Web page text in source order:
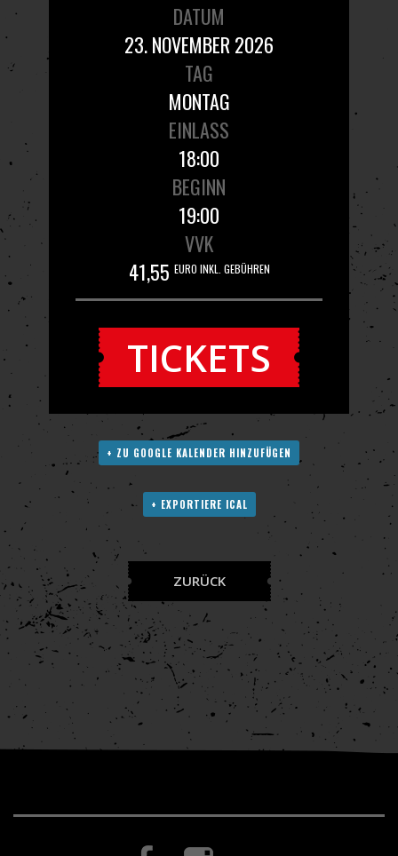
DATUM
23. NOVEMBER 2026
TAG
MONTAG
EINLASS
18:00
BEGINN
19:00
VVK
41,55 EURO INKL. GEBÜHREN
TICKETS
+ ZU GOOGLE KALENDER HINZUFÜGEN
+ EXPORTIERE ICAL
ZURÜCK